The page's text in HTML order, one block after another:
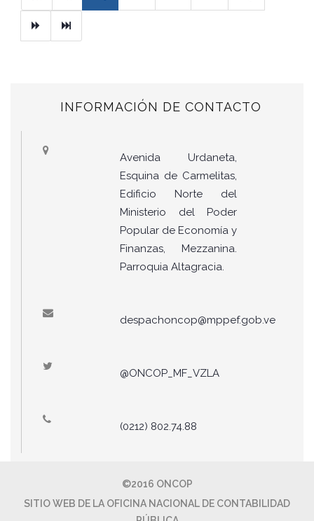
Ultimo
INFORMACIÓN DE CONTACTO
Avenida Urdaneta,
Esquina de Carmelitas,
Edificio Norte del
Ministerio del Poder
Popular de Economía y
Finanzas, Mezzanina.
Parroquia Altagracia.
despachoncop@mppef.gob.ve
@ONCOP_MF_VZLA
(0212) 802.74.88
©2016 ONCOP
SITIO WEB DE LA OFICINA NACIONAL DE CONTABILIDAD